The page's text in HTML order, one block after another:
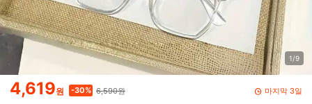
1/9
4,619원 -30% 6,590원 마지막 3일